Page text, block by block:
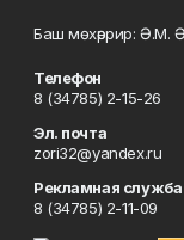
Баш мөхәррир: Ә.М.
Телефон
8 (34785) 2-15-26
Эл. почта
zori32@yandex.ru
Рекламная служба
8 (34785) 2-11-09